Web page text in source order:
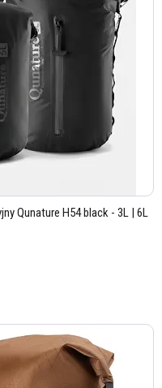
Qunature H54 black - 3L | 6L